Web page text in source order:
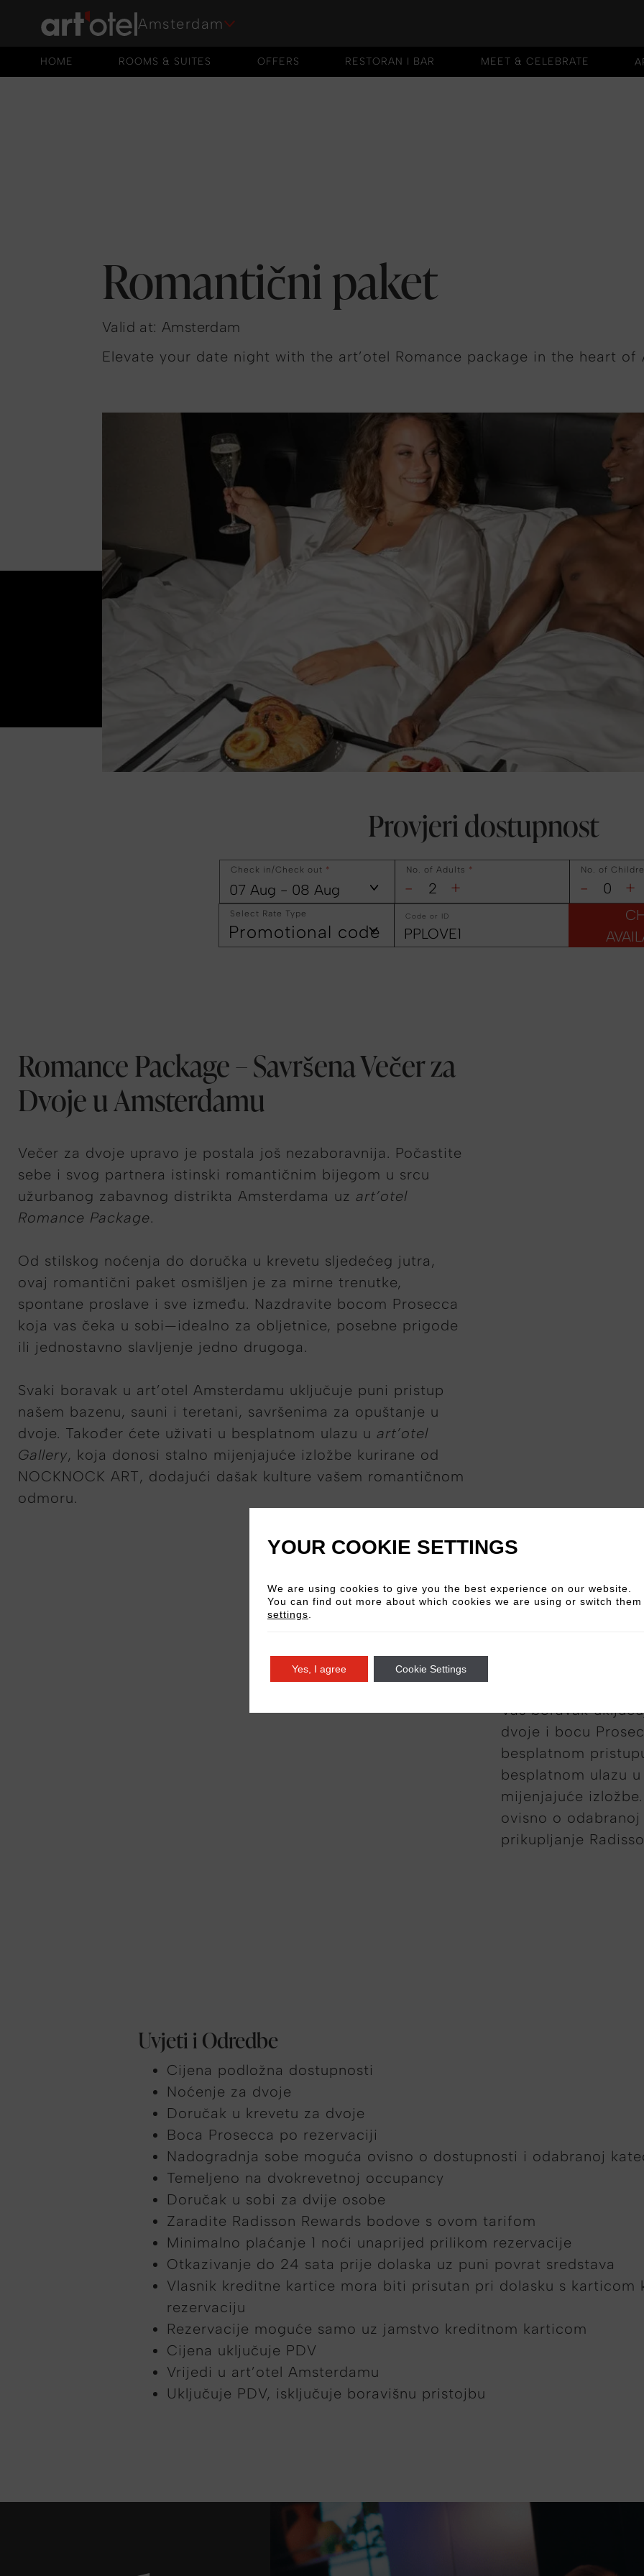
Amsterdam
HOME
HOME
ROOMS & SUITES
ROOMS & SUITES
OFFERS
OFFERS
RESTORAN I BAR
RESTORAN I BAR
MEET & CELEBRATE
MEET & CELEBRATE
Romantični paket
Valid at: Amsterdam
Elevate your date night with the art’otel Romance package in the heart of
Provjeri dostupnost
Check in/Check out *
- +
No. of Adults *
- +
No. of
Promotional code
Select Rate Type Code or ID
Romance Package – Savršena Večer za
Dvoje u Amsterdamu
Večer za dvoje upravo je postala još nezaboravnija. Počastite
sebe i svog partnera istinski romantičnim bijegom u srcu
užurbanog zabavnog distrikta Amsterdama uz art’otel
Romance Package.
Od stilskog noćenja do doručka u krevetu sljedećeg jutra,
ovaj romantični paket osmišljen je za mirne trenutke,
spontane proslave i sve između. Nazdravite bocom Prosecca
koja vas čeka u sobi—idealno za obljetnice, posebne prigode
ili jednostavno slavljenje jedno drugoga.
Svaki boravak u art’otel Amsterdamu uključuje puni pristup
našem bazenu, sauni i teretani, savršenima za opuštanje u
dvoje. Također ćete uživati u besplatnom ulazu u art’otel
Gallery, koja donosi stalno mijenjajuće izložbe kurirane od
NOCKNOCK ART, dodajući dašak kulture vašem romantičnom
odmoru.
Vaš boravak
dvoje i bocu
besplatnom
besplatnom ulazu u
mijenjajuće
ovisno o
prikupljanje
Uvjeti i Odredbe
Cijena podložna dostupnosti
Noćenje za dvoje
Doručak u krevetu za dvoje
Boca Prosecca po rezervaciji
Nadogradnja sobe moguća ovisno o dostupnosti i odabranoj
Temeljeno na dvokrevetnoj occupancy
Doručak u sobi za dvije osobe
Zaradite Radisson Rewards bodove s ovom tarifom
Minimalno plaćanje 1 noći unaprijed prilikom rezervacije
Otkazivanje do 24 sata prije dolaska uz puni povrat sredstava
Vlasnik kreditne kartice mora biti prisutan pri dolasku s karticom
rezervaciju
Rezervacije moguće samo uz jamstvo kreditnom karticom
Cijena uključuje PDV
Vrijedi u art’otel Amsterdamu
Uključuje PDV, isključuje boravišnu pristojbu
YOUR COOKIE SETTINGS
We are using cookies to give you the best experience on our website.
You can find out more about which cookies we are using or switch
settings
Yes, I agree Cookie Settings